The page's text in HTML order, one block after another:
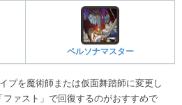
ペルソナマスター
プを魔術師または仮面舞踏師に変更し
ァスト」で回復するのがおすすめで